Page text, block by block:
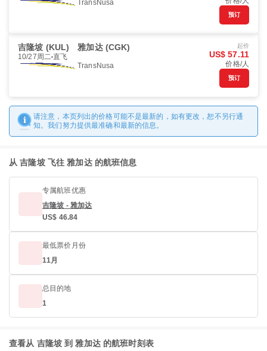
TransNusa
预订
吉隆坡 (KUL) 雅加达 (CGK)
10/27周二 直飞
TransNusa
起价
US$ 57.11
价格/人
预订
请注意，本页列出的价格可能不是最新的，如有更改，恕不另行通
知。我们努力提供最准确和最新的信息。
从 吉隆坡 飞往 雅加达 的航班信息
专属航班优惠
吉隆坡 - 雅加达
US$ 46.84
最低票价月份
11月
总目的地
1
查看从 吉隆坡 到 雅加达 的航班时刻表